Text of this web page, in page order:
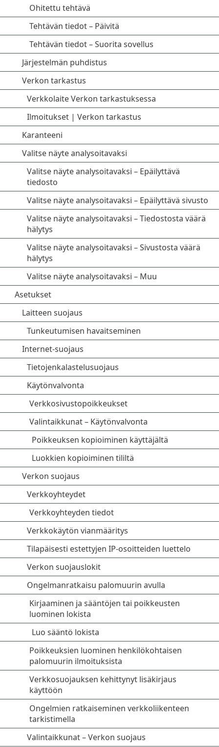
Ohitettu tehtävä
Tehtävän tiedot – Päivitä
Tehtävän tiedot – Suorita sovellus
Järjestelmän puhdistus
Verkon tarkastus
Verkkolaite Verkon tarkastuksessa
Ilmoitukset | Verkon tarkastus
Karanteeni
Valitse näyte analysoitavaksi
Valitse näyte analysoitavaksi – Epäilyttävä
tiedosto
Valitse näyte analysoitavaksi – Epäilyttävä sivusto
Valitse näyte analysoitavaksi – Tiedostosta väärä
hälytys
Valitse näyte analysoitavaksi – Sivustosta väärä
hälytys
Valitse näyte analysoitavaksi – Muu
Asetukset
Laitteen suojaus
Tunkeutumisen havaitseminen
Internet-suojaus
Tietojenkalastelusuojaus
Käytönvalvonta
Verkkosivustopoikkeukset
Valintaikkunat – Käytönvalvonta
Poikkeuksen kopioiminen käyttäjältä
Luokkien kopioiminen tililtä
Verkon suojaus
Verkkoyhteydet
Verkkoyhteyden tiedot
Verkkokäytön vianmääritys
Tilapäisesti estettyjen IP-osoitteiden luettelo
Verkon suojauslokit
Ongelmanratkaisu palomuurin avulla
Kirjaaminen ja sääntöjen tai poikkeusten
luominen lokista
Luo sääntö lokista
Poikkeuksien luominen henkilökohtaisen
palomuurin ilmoituksista
Verkkosuojauksen kehittynyt lisäkirjaus
käyttöön
Ongelmien ratkaiseminen verkkoliikenteen
tarkistimella
Valintaikkunat – Verkon suojaus